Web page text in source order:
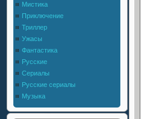
Мистика
Приключение
Триллер
Ужасы
Фантастика
Русские
Сериалы
Русские сериалы
Музыка